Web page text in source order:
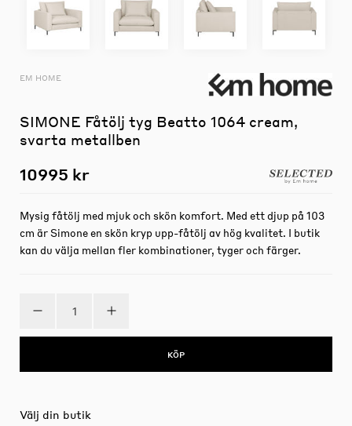
EM HOME
SIMONE Fåtölj tyg Beatto 1064 cream,
svarta metallben
10995 kr
Mysig fåtölj med mjuk och skön komfort. Med ett djup på 103
cm är Simone en skön kryp upp-fåtölj av hög kvalitet. I butik
kan du välja mellan fler kombinationer, tyger och färger.
KÖP
Välj din butik